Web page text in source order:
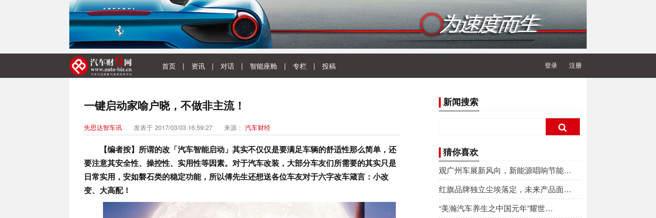
首页 | 资讯 | 对话 | 智能座舱 | 专栏 | 投稿 登录 注册
一键启动家喻户晓，不做非主流！
先思达智车讯 发表于 2017/03/03 16:59:27 来源： 汽车财经
【编者按】所谓的改「汽车智能启动」其实不仅仅是要满足车辆的舒适性那么简单，还
要注意其安全性、操控性、实用性等因素。对于汽车改装，大部分车友们所需要的其实只是
日常实用，安如磐石类的稳定功能，所以傅先生还想送各位车友对于六字改车箴言：小改
变、大高配！
新闻搜索
猜你喜欢
观广州车展新风向，新能源唱响节能…
红旗品牌独立尘埃落定，未来产品面…
“美瀚汽车养生之中国元年”耀世…